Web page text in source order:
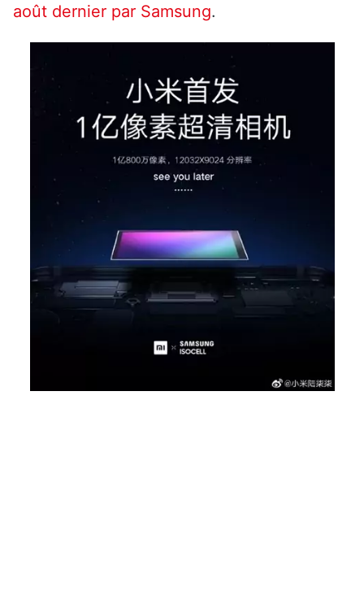
août dernier par Samsung.